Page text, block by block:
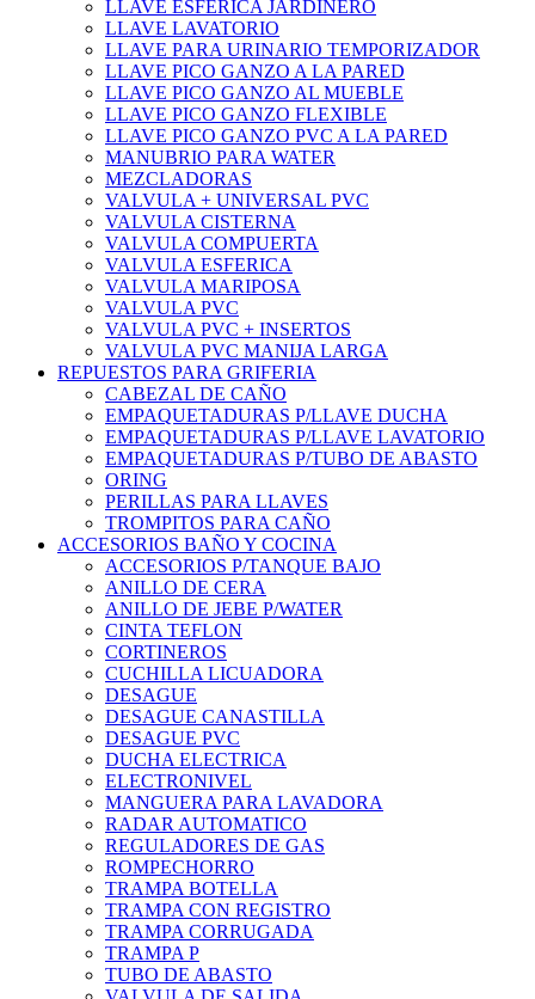
LLAVE ESFERICA JARDINERO
LLAVE LAVATORIO
LLAVE PARA URINARIO TEMPORIZADOR
LLAVE PICO GANZO A LA PARED
LLAVE PICO GANZO AL MUEBLE
LLAVE PICO GANZO FLEXIBLE
LLAVE PICO GANZO PVC A LA PARED
MANUBRIO PARA WATER
MEZCLADORAS
VALVULA + UNIVERSAL PVC
VALVULA CISTERNA
VALVULA COMPUERTA
VALVULA ESFERICA
VALVULA MARIPOSA
VALVULA PVC
VALVULA PVC + INSERTOS
VALVULA PVC MANIJA LARGA
REPUESTOS PARA GRIFERIA
CABEZAL DE CAÑO
EMPAQUETADURAS P/LLAVE DUCHA
EMPAQUETADURAS P/LLAVE LAVATORIO
EMPAQUETADURAS P/TUBO DE ABASTO
ORING
PERILLAS PARA LLAVES
TROMPITOS PARA CAÑO
ACCESORIOS BAÑO Y COCINA
ACCESORIOS P/TANQUE BAJO
ANILLO DE CERA
ANILLO DE JEBE P/WATER
CINTA TEFLON
CORTINEROS
CUCHILLA LICUADORA
DESAGUE
DESAGUE CANASTILLA
DESAGUE PVC
DUCHA ELECTRICA
ELECTRONIVEL
MANGUERA PARA LAVADORA
RADAR AUTOMATICO
REGULADORES DE GAS
ROMPECHORRO
TRAMPA BOTELLA
TRAMPA CON REGISTRO
TRAMPA CORRUGADA
TRAMPA P
TUBO DE ABASTO